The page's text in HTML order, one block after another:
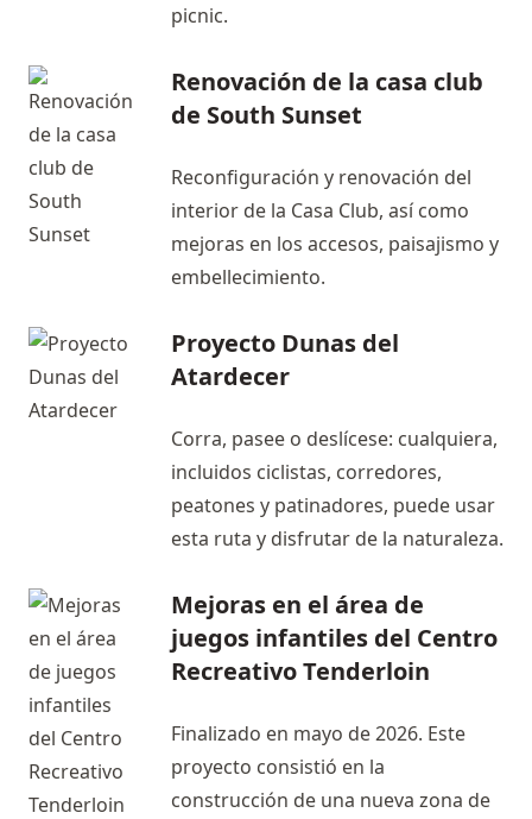
picnic.
Renovación de la casa club
de South Sunset
Reconfiguración y renovación del
interior de la Casa Club, así como
mejoras en los accesos, paisajismo y
embellecimiento.
Proyecto Dunas del
Atardecer
Corra, pasee o deslícese: cualquiera,
incluidos ciclistas, corredores,
peatones y patinadores, puede usar
esta ruta y disfrutar de la naturaleza.
Mejoras en el área de
juegos infantiles del Centro
Recreativo Tenderloin
Finalizado en mayo de 2026. Este
proyecto consistió en la
construcción de una nueva zona de